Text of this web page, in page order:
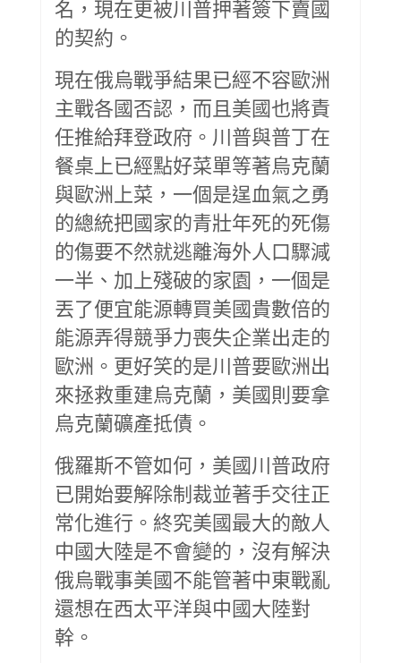
名，現在更被川普押著簽下賣國
的契約。
現在俄烏戰爭結果已經不容歐洲
主戰各國否認，而且美國也將責
任推給拜登政府。川普與普丁在
餐桌上已經點好菜單等著烏克蘭
與歐洲上菜，一個是逞血氣之勇
的總統把國家的青壯年死的死傷
的傷要不然就逃離海外人口驟減
一半、加上殘破的家園，一個是
丟了便宜能源轉買美國貴數倍的
能源弄得競爭力喪失企業出走的
歐洲。更好笑的是川普要歐洲出
來拯救重建烏克蘭，美國則要拿
烏克蘭礦產抵債。
俄羅斯不管如何，美國川普政府
已開始要解除制裁並著手交往正
常化進行。終究美國最大的敵人
中國大陸是不會變的，沒有解決
俄烏戰事美國不能管著中東戰亂
還想在西太平洋與中國大陸對
幹。